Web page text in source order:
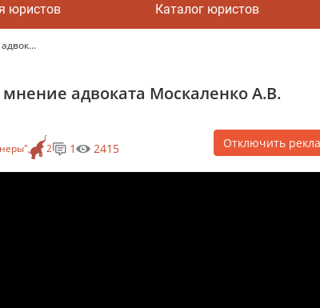
юристов Каталог юристов
мнение адвоката Москаленко А.В.
2 1 2415 Отключить